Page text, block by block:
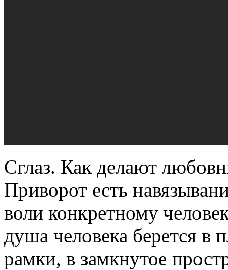
Сглаз. Как делают
Приворот есть
воли конкретному
душа человека берется в
рамки, в замкнутое